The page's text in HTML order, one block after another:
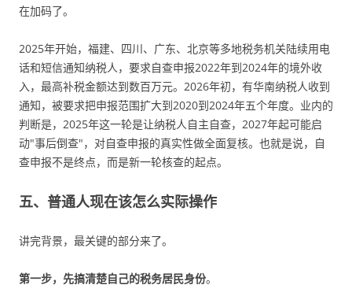
在加码了。
2025年开始，福建、四川、广东、北京等多地税务机关陆续用电
话和短信通知纳税人，要求自查申报2022年到2024年的境外收
入，最高补税金额达到数百万元。2026年初，有华南纳税人收到
通知，被要求把申报范围扩大到2020到2024年五个年度。业内的
判断是，2025年这一轮是让纳税人自主自查，2027年起可能启
动"事后倒查"，对自查申报的真实性做全面复核。也就是说，自
查申报不是终点，而是新一轮核查的起点。
五、普通人现在该怎么实际操作
讲完背景，最关键的部分来了。
第一步，先搞清楚自己的税务居民身份。